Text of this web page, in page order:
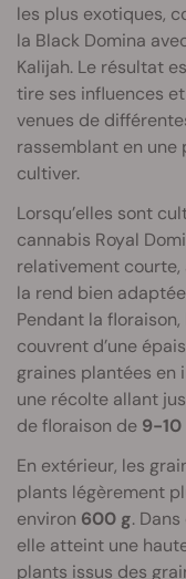
les plus exotiques,
la Black Domina
Kalijah. Le résultat
tire ses influences
venues de
rassemblant en une
cultiver.
Lorsqu’elles sont
cannabis Royal
relativement
la rend bien
Pendant la
couvrent d’une
graines plantées
une récolte allant
de floraison de 9-10
En extérieur, les
plants légèrement
environ 600 g.
elle atteint une
plants issus des